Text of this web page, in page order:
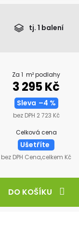
tj. 1 balení
Za 1 m² podlahy
3 295 Kč
Sleva –4 %
bez DPH 2 723 Kč
Celková cena
Ušetříte
bez DPH Cena,celkem Kč
DO KOŠÍKU